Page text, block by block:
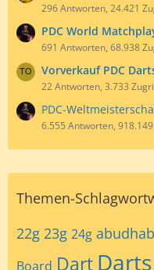
296 Antworten, 24.421
PDC World
691 Antworten, 68.938
Vorverkauf PDC
22 Antworten, 3.733
PDC-
6.555 Antworten,
Themen-
22g 23g 24g
Board Dart Darts